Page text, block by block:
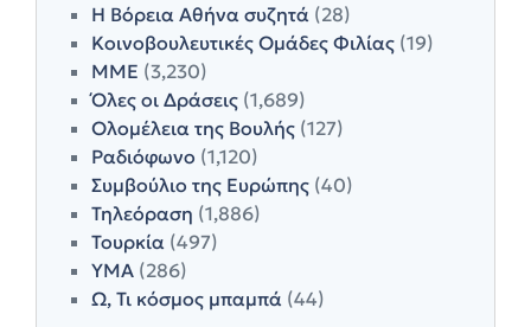
Η Βόρεια Αθήνα συζητά (28)
Κοινοβουλευτικές Ομάδες Φιλίας (19)
ΜΜΕ (3,230)
Όλες οι Δράσεις (1,689)
Ολομέλεια της Βουλής (127)
Ραδιόφωνο (1,120)
Συμβούλιο της Ευρώπης (40)
Τηλεόραση (1,886)
Τουρκία (497)
ΥΜΑ (286)
Ω, Τι κόσμος μπαμπά (44)